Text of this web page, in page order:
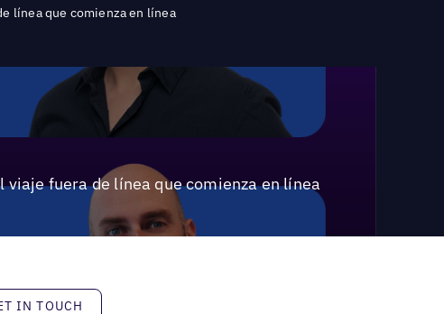
línea que comienza en línea
fuera de línea que comienza en línea
IN TOUCH